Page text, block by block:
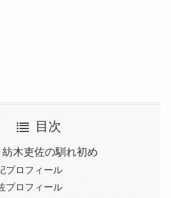
目次
木吏佐の馴れ初め
プロフィール
プロフィール